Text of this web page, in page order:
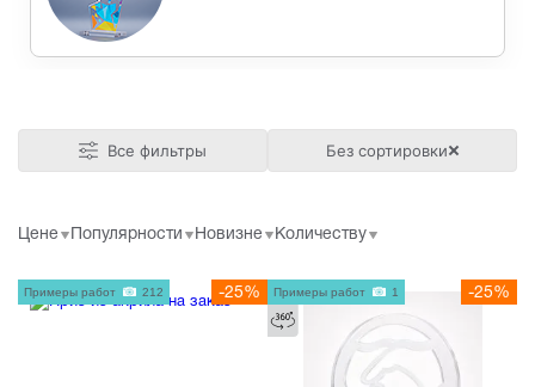
Все фильтры Без сортировки
Цене Популярности Новизне Количеству
-25%
Примеры работ 212 -25%
Примеры работ 1